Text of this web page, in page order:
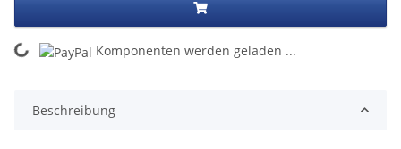
Komponenten werden geladen ...
Beschreibung